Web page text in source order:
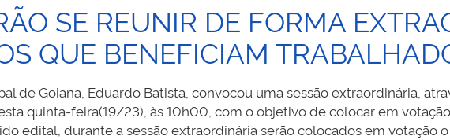
DE
JULHO
SE REUNIR DE FORMA
QUE BENEFICIAM
de Goiana, Eduardo Batista, convocou uma sessão extraordinária,
quinta-feira(19/23), às 10h00, com o objetivo de colocar em
edital, durante a sessão extraordinária serão colocados em votação